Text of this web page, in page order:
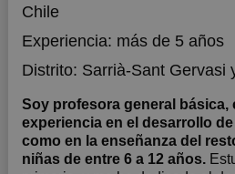
Chile
Experiencia: más de 5 años
Distrito: Sarrià-Sant Gervasi
Soy profesora general básica,
experiencia en el desarrollo
como en la enseñanza del
niñas de entre 6 a 12 años.